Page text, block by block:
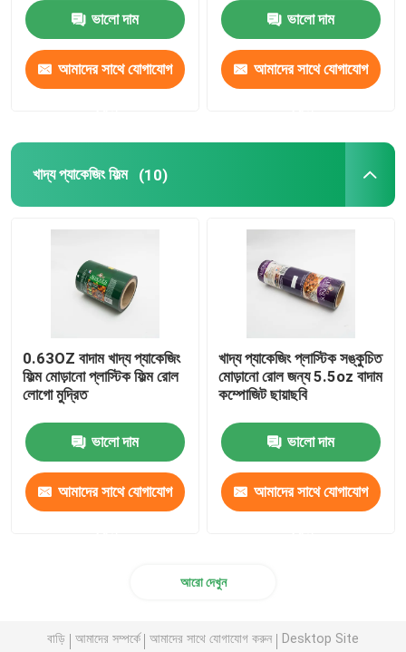
ভালো দাম
আমাদের সাথে যোগাযোগ
ভালো দাম
আমাদের সাথে যোগাযোগ
খাদ্য প্যাকেজিং ফিল্ম (10)
0.63OZ বাদাম খাদ্য প্যাকেজিং
ফিল্ম মোড়ানো প্লাস্টিক ফিল্ম রোল
লোগো মুদ্রিত
ভালো দাম
আমাদের সাথে যোগাযোগ
খাদ্য প্যাকেজিং প্লাস্টিক সঙ্কুচিত
মোড়ানো রোল জন্য 5.5oz বাদাম
কম্পোজিট ছায়াছবি
ভালো দাম
আমাদের সাথে যোগাযোগ
আরো দেখুন
বাড়ি আমাদের সম্পর্কে আমাদের সাথে যোগাযোগ করুন Desktop Site